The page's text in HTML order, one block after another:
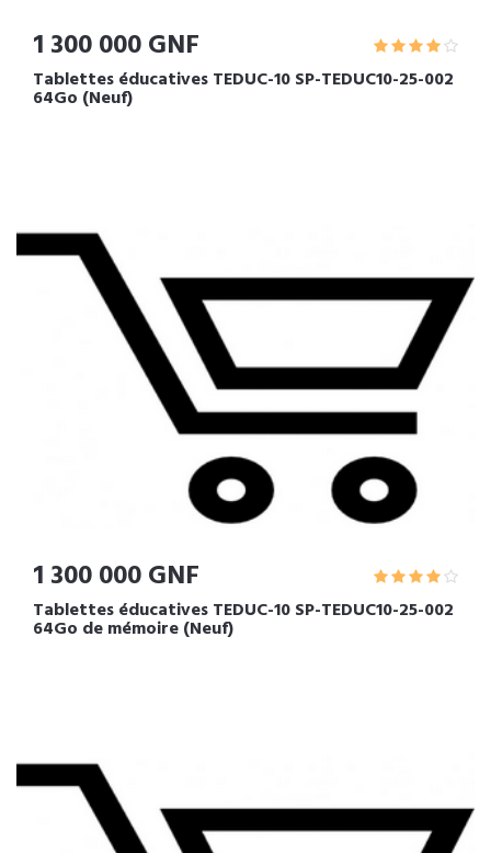
1 300 000 GNF
Tablettes éducatives TEDUC-10 SP-TEDUC10-25-002
64Go (Neuf)
1 300 000 GNF
Tablettes éducatives TEDUC-10 SP-TEDUC10-25-002
64Go de mémoire (Neuf)